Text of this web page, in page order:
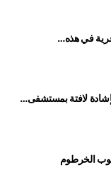
في هذه…
لافتة بمستشفى…
الخرطوم